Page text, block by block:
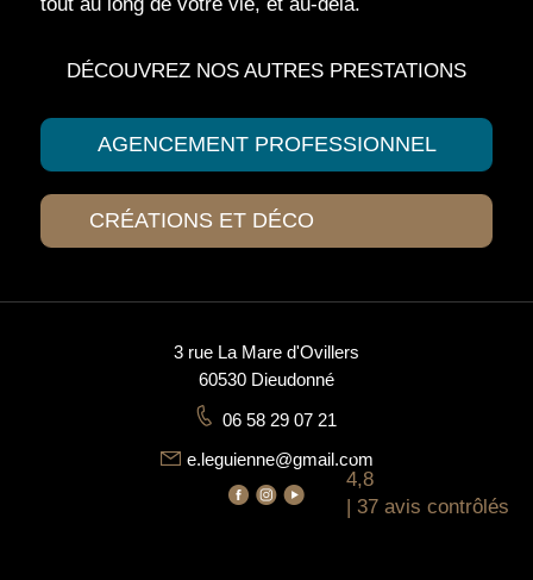
tout au long de votre vie, et au-delà.
DÉCOUVREZ NOS AUTRES PRESTATIONS
AGENCEMENT PROFESSIONNEL
CRÉATIONS ET DÉCO
3 rue La Mare d'Ovillers
60530 Dieudonné
06 58 29 07 21
e.leguienne@gmail.com
4,8
| 37 avis contrôlés